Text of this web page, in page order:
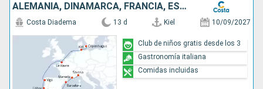
ALEMANIA, DINAMARCA, FRANCIA, ESPAÑA, PORTUGAL, ITALIA
Costa Diadema 13 d Kiel 10/09/2027
Club de niños gratis desde los 3
Gastronomía italiana
Comidas incluidas